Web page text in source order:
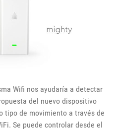
Wifi nos ayudaría a detectar
del nuevo dispositivo
tipo de movimiento a través de
Se puede controlar desde el